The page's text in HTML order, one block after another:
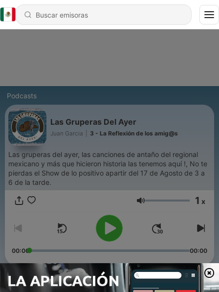
Podcasts
Las Gruperas Del Ayer
Juan Garcia 3 - La Reflexión de los amig@s
Las gruperas del ayer, las canciones de antaño del regional
mexicano y más que hicieron historia las tenemos aquí !, No te
pierdas el Show de lo positivo apartir del 17 de Agosto de 3 a
6 de la tarde.
Volumen 1 x
00:00 00:00
Episodios